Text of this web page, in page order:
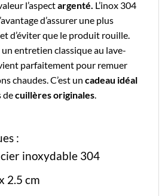
l’aspectargenté. L’inox 304
d’assurer une plus
d’éviter que le produit rouille.
entretien classique au lave-
parfaitement pour remuer
chaudes. C’est un cadeau idéal
decuillères originales
:
inoxydable 304
2.5 cm